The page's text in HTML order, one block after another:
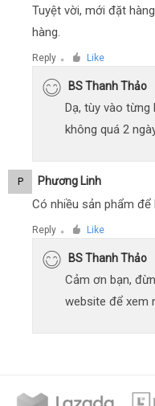
Tuyệt vời, mới đặt
hàng.
Reply ● Like
BS Thanh Thảo
Dạ, tùy vào từng
không quá 2
P Phương Linh
Có nhiều sản phẩm
Reply ● Like
BS Thanh Thảo
Cảm ơn bạn,
website để xem